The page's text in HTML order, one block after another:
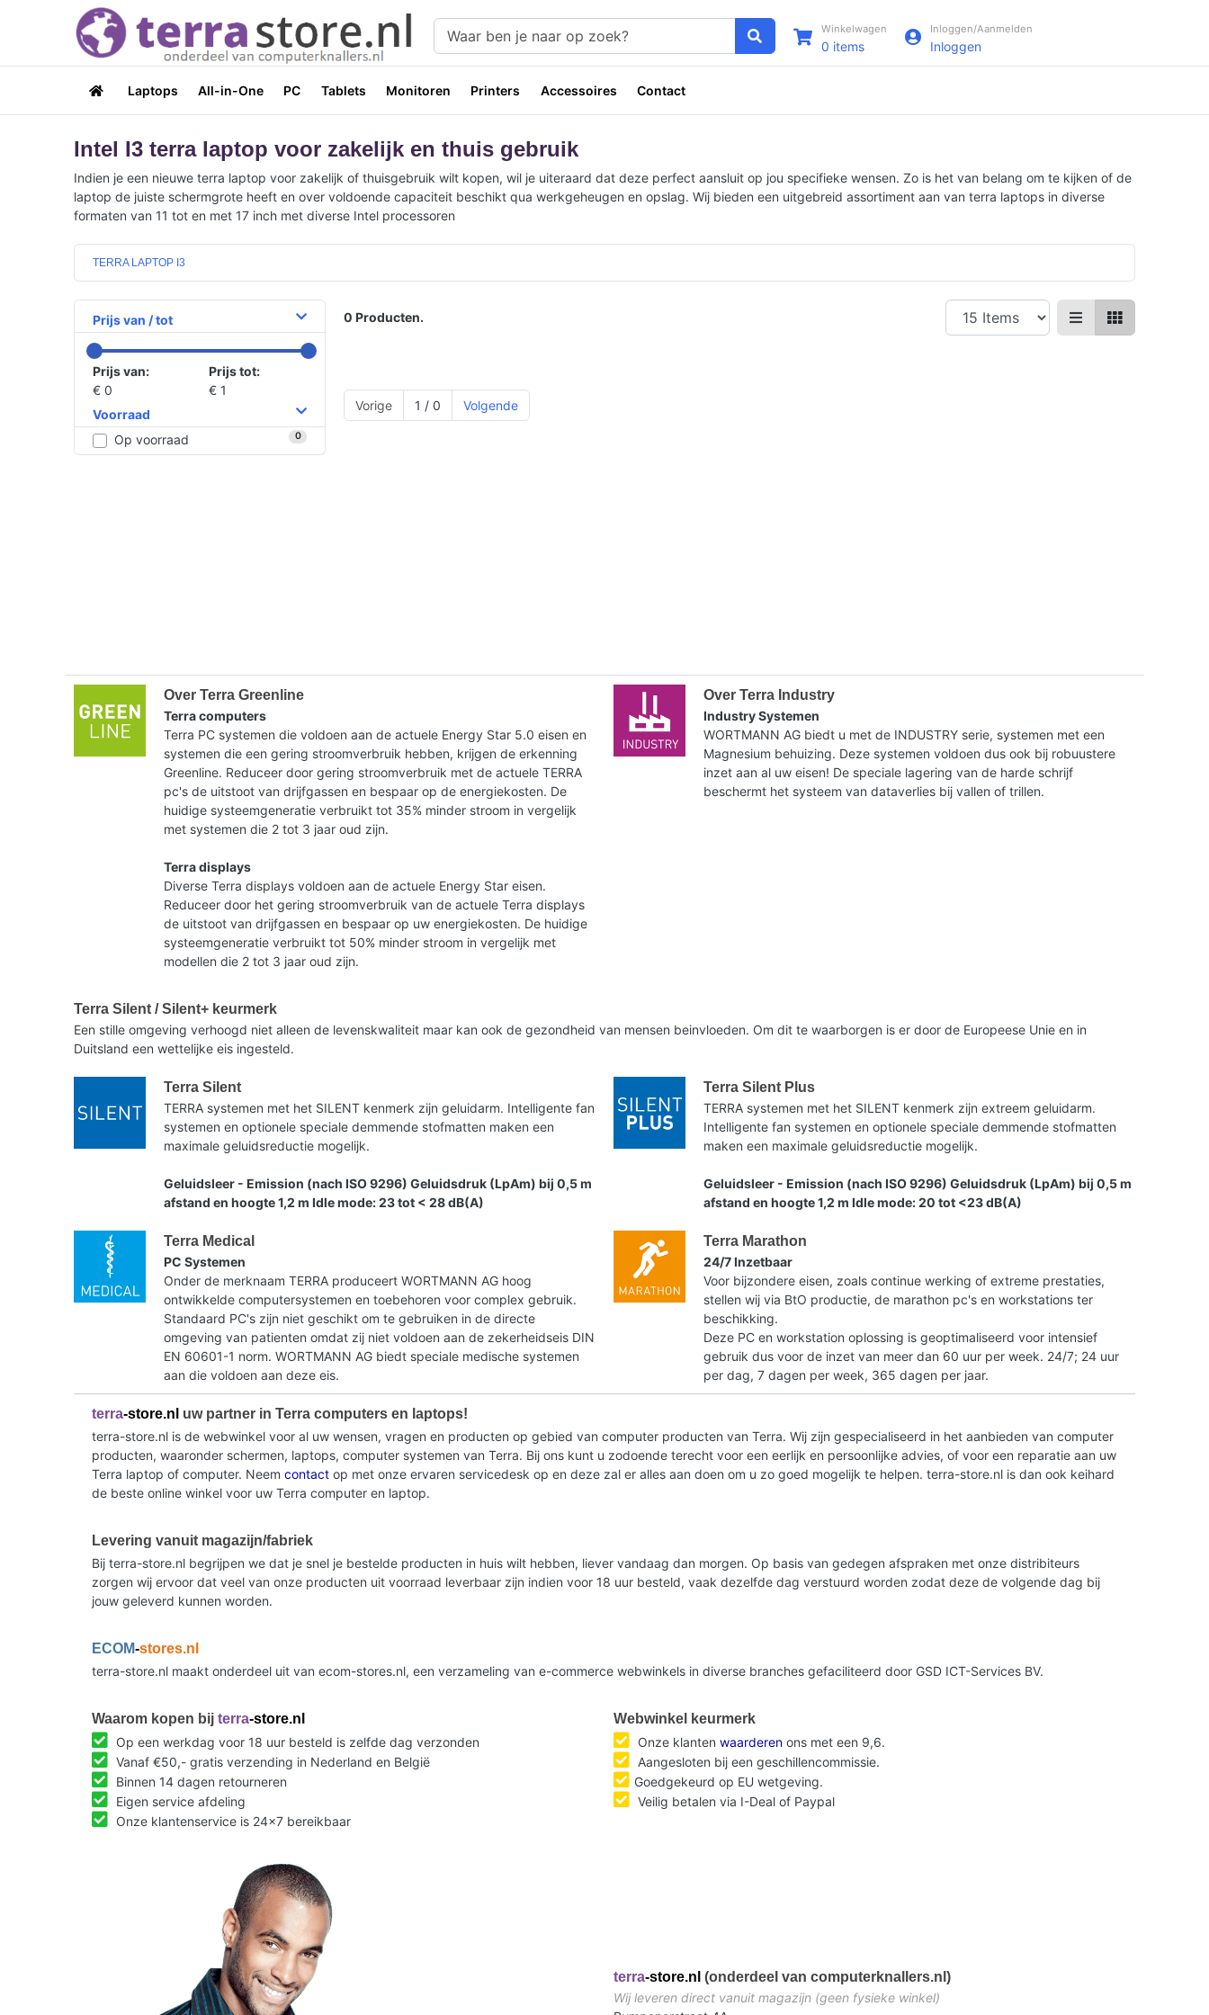
Winkelwagen
0 items
Inloggen/Aanmelden
Inloggen
Laptops All-in-One PC Tablets Monitoren Printers Accessoires Contact
Intel I3 terra laptop voor zakelijk en thuis gebruik
Indien je een nieuwe terra laptop voor zakelijk of thuisgebruik wilt kopen, wil je uiteraard dat deze perfect aansluit op jou specifieke wensen. Zo is het van belang om te kijken of de
laptop de juiste schermgrote heeft en over voldoende capaciteit beschikt qua werkgeheugen en opslag. Wij bieden een uitgebreid assortiment aan van terra laptops in diverse
formaten van 11 tot en met 17 inch met diverse Intel processoren
TERRA LAPTOP I3
Prijs van / tot
Prijs van:
€ 0
Prijs tot:
€ 1
Voorraad
Op voorraad
0
0 Producten.
Vorige 1 / 0 Volgende
Over Terra Greenline
Terra computers
Terra PC systemen die voldoen aan de actuele Energy Star 5.0 eisen en
systemen die een gering stroomverbruik hebben, krijgen de erkenning
Greenline. Reduceer door gering stroomverbruik met de actuele TERRA
pc's de uitstoot van drijfgassen en bespaar op de energiekosten. De
huidige systeemgeneratie verbruikt tot 35% minder stroom in vergelijk
met systemen die 2 tot 3 jaar oud zijn.
Terra displays
Diverse Terra displays voldoen aan de actuele Energy Star eisen.
Reduceer door het gering stroomverbruik van de actuele Terra displays
de uitstoot van drijfgassen en bespaar op uw energiekosten. De huidige
systeemgeneratie verbruikt tot 50% minder stroom in vergelijk met
modellen die 2 tot 3 jaar oud zijn.
Over Terra Industry
Industry Systemen
WORTMANN AG biedt u met de INDUSTRY serie, systemen met een
Magnesium behuizing. Deze systemen voldoen dus ook bij robuustere
inzet aan al uw eisen! De speciale lagering van de harde schrijf
beschermt het systeem van dataverlies bij vallen of trillen.
Terra Silent / Silent+ keurmerk
Een stille omgeving verhoogd niet alleen de levenskwaliteit maar kan ook de gezondheid van mensen beinvloeden. Om dit te waarborgen is er door de Europeese Unie en in
Duitsland een wettelijke eis ingesteld.
Terra Silent
TERRA systemen met het SILENT kenmerk zijn geluidarm. Intelligente fan
systemen en optionele speciale demmende stofmatten maken een
maximale geluidsreductie mogelijk.
Geluidsleer - Emission (nach ISO 9296) Geluidsdruk (LpAm) bij 0,5 m
afstand en hoogte 1,2 m Idle mode: 23 tot < 28 dB(A)
Terra Silent Plus
TERRA systemen met het SILENT kenmerk zijn extreem geluidarm.
Intelligente fan systemen en optionele speciale demmende stofmatten
maken een maximale geluidsreductie mogelijk.
Geluidsleer - Emission (nach ISO 9296) Geluidsdruk (LpAm) bij 0,5 m
afstand en hoogte 1,2 m Idle mode: 20 tot <23 dB(A)
Terra Medical
PC Systemen
Onder de merknaam TERRA produceert WORTMANN AG hoog
ontwikkelde computersystemen en toebehoren voor complex gebruik.
Standaard PC's zijn niet geschikt om te gebruiken in de directe
omgeving van patienten omdat zij niet voldoen aan de zekerheidseis DIN
EN 60601-1 norm. WORTMANN AG biedt speciale medische systemen
aan die voldoen aan deze eis.
Terra Marathon
24/7 Inzetbaar
Voor bijzondere eisen, zoals continue werking of extreme prestaties,
stellen wij via BtO productie, de marathon pc's en workstations ter
beschikking.
Deze PC en workstation oplossing is geoptimaliseerd voor intensief
gebruik dus voor de inzet van meer dan 60 uur per week. 24/7; 24 uur
per dag, 7 dagen per week, 365 dagen per jaar.
terra-store.nl uw partner in Terra computers en laptops!
terra-store.nl is de webwinkel voor al uw wensen, vragen en producten op gebied van computer producten van Terra. Wij zijn gespecialiseerd in het aanbieden van computer
producten, waaronder schermen, laptops, computer systemen van Terra. Bij ons kunt u zodoende terecht voor een eerlijk en persoonlijke advies, of voor een reparatie aan uw
Terra laptop of computer. Neem contact op met onze ervaren servicedesk op en deze zal er alles aan doen om u zo goed mogelijk te helpen. terra-store.nl is dan ook keihard
de beste online winkel voor uw Terra computer en laptop.
Levering vanuit magazijn/fabriek
Bij terra-store.nl begrijpen we dat je snel je bestelde producten in huis wilt hebben, liever vandaag dan morgen. Op basis van gedegen afspraken met onze distribiteurs
zorgen wij ervoor dat veel van onze producten uit voorraad leverbaar zijn indien voor 18 uur besteld, vaak dezelfde dag verstuurd worden zodat deze de volgende dag bij
jouw geleverd kunnen worden.
ECOM-stores.nl
terra-store.nl maakt onderdeel uit van ecom-stores.nl, een verzameling van e-commerce webwinkels in diverse branches gefaciliteerd door GSD ICT-Services BV.
Waarom kopen bij terra-store.nl
Op een werkdag voor 18 uur besteld is zelfde dag verzonden
Vanaf €50,- gratis verzending in Nederland en België
Binnen 14 dagen retourneren
Eigen service afdeling
Onze klantenservice is 24x7 bereikbaar
Webwinkel keurmerk
Onze klanten waarderen ons met een 9,6.
Aangesloten bij een geschillencommissie.
Goedgekeurd op EU wetgeving.
Veilig betalen via I-Deal of Paypal
terra-store.nl (onderdeel van computerknallers.nl)
Wij leveren direct vanuit magazijn (geen fysieke winkel)